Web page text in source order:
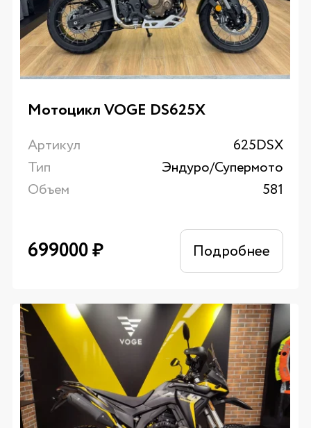
Мотоцикл VOGE DS625X
Артикул
625DSX
Тип
Эндуро/Супермото
Объем
581
699000₽ Подробнее